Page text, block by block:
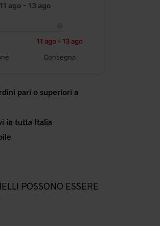
11 ago - 13 ago
11 ago - 13 ago
Consegna
pari o superiori a
in tutta Italia
POSSONO ESSERE